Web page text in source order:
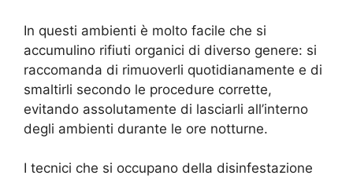
In questi ambienti è molto facile che si
accumulino rifiuti organici di diverso genere: si
raccomanda di rimuoverli quotidianamente e di
smaltirli secondo le procedure corrette,
evitando assolutamente di lasciarli all’interno
degli ambienti durante le ore notturne.
I tecnici che si occupano della disinfestazione